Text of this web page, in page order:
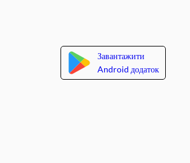
Завантажити
Android додаток